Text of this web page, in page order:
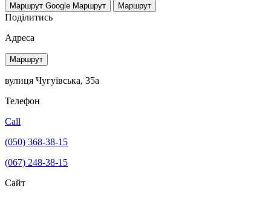
Маршрут Google Маршрут Маршрут
Поділитись
Адреса
Маршрут
вулиця Чугуївська, 35а
Телефон
Call
(050) 368-38-15
(067) 248-38-15
Сайт